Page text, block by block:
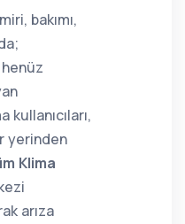
bakımı,
kullanıcıları,
yerinden
Klima
arıza